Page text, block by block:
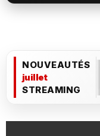
NOUVEAUTÉS
juillet
STREAMING